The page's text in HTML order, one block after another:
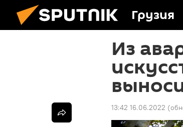
Грузия
Из
13:42 16.06.2022